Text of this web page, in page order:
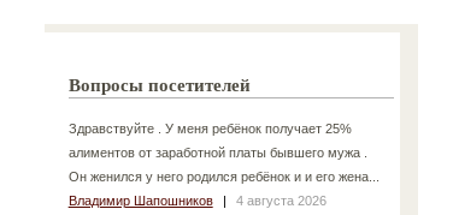
Вопросы посетителей
Здравствуйте . У меня ребёнок получает 25%
алиментов от заработной платы бывшего мужа .
Он женился у него родился ребёнок и и его жена...
Владимир Шапошников
| 4 августа 2026